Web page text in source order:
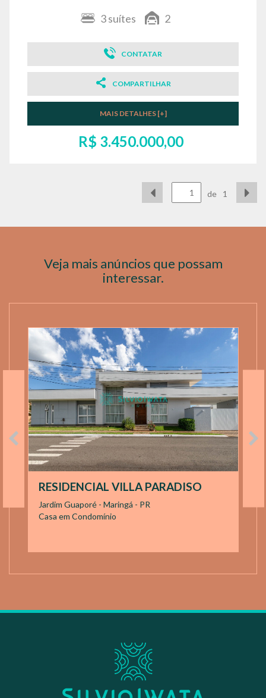
3suítes 2
CONTATAR
COMPARTILHAR
MAIS DETALHES [+]
R$ 3.450.000,00
de 1
Veja mais anúncios que possam
interessar.
RESIDENCIAL VILLA PARADISO
Jardim Guaporé - Maringá - PR
Casa em Condomínio